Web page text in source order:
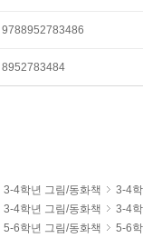
9788952783486
8952783484
3-4학년 그림/동화책
3-4
3-4학년 그림/동화책
3-4
5-6학년 그림/동화책
5-6